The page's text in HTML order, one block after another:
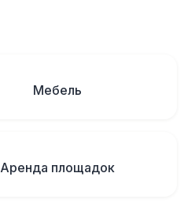
Мебель
Аренда площадок